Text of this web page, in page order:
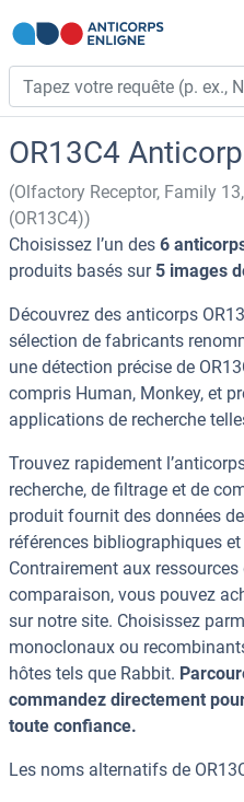
OR13C4
(Olfactory Receptor, Family
(OR13C4))
Choisissez l’un des 6
produits basés sur 5 images
Découvrez des anticorps
sélection de fabricants
une détection précise de
compris Human, Monkey, et
applications de recherche
Trouvez rapidement
recherche, de filtrage et de
produit fournit des données
références bibliographiques
Contrairement aux
comparaison, vous pouvez
sur notre site. Choisissez
monoclonaux ou
hôtes tels que Rabbit.
commandez directement
toute confiance.
Les noms alternatifs de